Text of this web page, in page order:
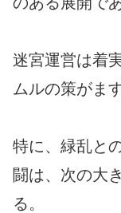
迷宮運営は着
ムルの策がま
特に、緑乱と
闘は、次の大
る。